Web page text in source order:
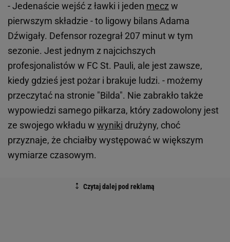
- Jedenaście wejść z ławki i jeden mecz w
pierwszym składzie - to ligowy bilans Adama
Dźwigały. Defensor rozegrał 207 minut w tym
sezonie. Jest jednym z najcichszych
profesjonalistów w FC St. Pauli, ale jest zawsze,
kiedy gdzieś jest pożar i brakuje ludzi. - możemy
przeczytać na stronie "Bilda". Nie zabrakło także
wypowiedzi samego piłkarza, który zadowolony jest
ze swojego wkładu w wyniki drużyny, choć
przyznaje, że chciałby występować w większym
wymiarze czasowym.